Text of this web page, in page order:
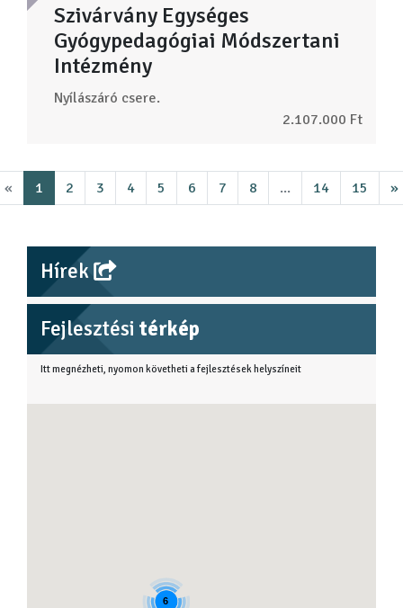
Szivárvány Egységes
Gyógypedagógiai Módszertani
Intézmény
Nyílászáró csere.
2.107.000 Ft
« 1 2 3 4 5 6 7 8 ... 14 15 »
Hírek
Fejlesztési térkép
Itt megnézheti, nyomon követheti a fejlesztések helyszíneit
6